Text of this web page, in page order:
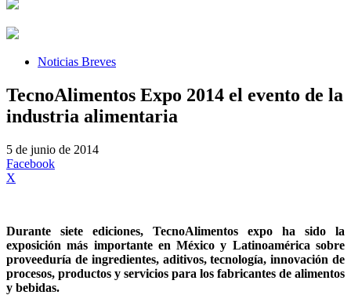
Noticias Breves
TecnoAlimentos Expo 2014 el evento de la
industria alimentaria
5 de junio de 2014
Facebook
X
Durante siete ediciones, TecnoAlimentos expo ha sido la
exposición más importante en México y Latinoamérica sobre
proveeduría de ingredientes, aditivos, tecnología, innovación de
procesos, productos y servicios para los fabricantes de alimentos
y bebidas.